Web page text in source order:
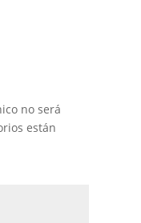
no será
están